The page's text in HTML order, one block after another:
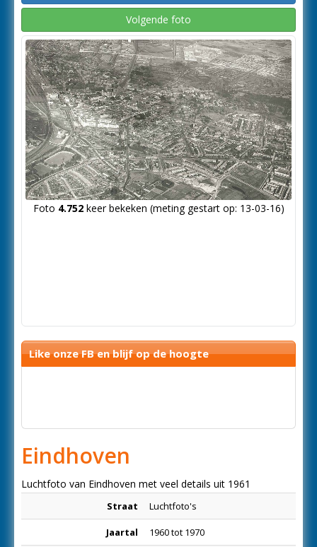
Volgende foto
Foto 4.752keer bekeken (meting gestart op: 13-03-16)
Like onze FB en blijf op de hoogte
Eindhoven
Luchtfoto van Eindhoven met veel details uit 1961
Straat Luchtfoto's
Jaartal 1960 tot 1970